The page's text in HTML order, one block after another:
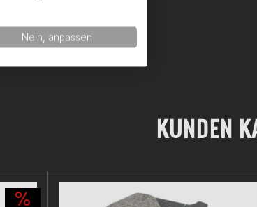
KUNDEN
Nein, anpassen